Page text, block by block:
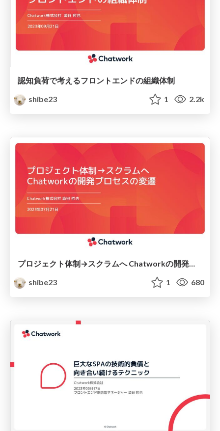
認知負荷で考えるフロントエンドの組織体制
shibe23
1 2.2k
shibe23
1 680